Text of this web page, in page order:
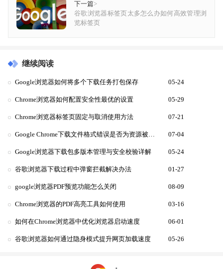
下一篇>
谷歌浏览器标签页太多怎么办如何高效管理浏
览标签页
继续阅读
Google浏览器如何将多个下载任务打包保存 05-24
Chrome浏览器如何配置安全性最优的设置 05-29
Chrome浏览器标签页固定与取消使用方法 07-21
Google Chrome下载文件格式错误是否为资源被篡改 07-04
Google浏览器下载包多版本管理与安全校验详解 05-24
谷歌浏览器下载过程中弹窗拦截解决办法 01-27
google浏览器PDF预览功能怎么关闭 08-09
Chrome浏览器的PDF高亮工具如何使用 03-16
如何在Chrome浏览器中优化浏览器启动速度 06-01
谷歌浏览器如何通过隐身模式提升网页加载速度 05-26